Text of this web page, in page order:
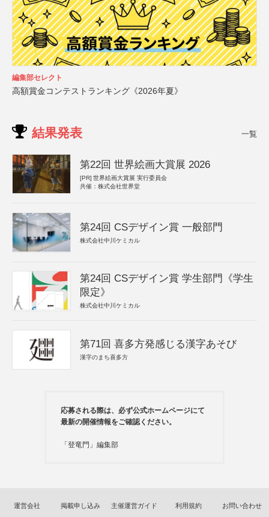
編集部セレクト
高額賞金コンテストランキング《2026年夏》
結果発表 一覧
第22回 世界絵画大賞展 2026
[PR] 世界絵画大賞展 実行委員会
共催：株式会社世界堂
第24回 CSデザイン賞 一般部門
株式会社中川ケミカル
第24回 CSデザイン賞 学生部門《学生
限定》
株式会社中川ケミカル
第71回 喜多方発感じる漢字あそび
漢字のまち喜多方
応募される際は、必ず公式ホームページにて
最新の開催情報をご確認ください。
「登竜門」編集部
運営会社 掲載申し込み 主催運営ガイド 利用規約 お問い合わせ